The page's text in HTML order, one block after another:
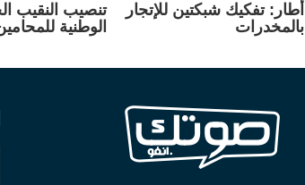
أطار: تفكيك شبكتين للإتجار
بالمخدرات
تنصيب النقيب
الوطنية